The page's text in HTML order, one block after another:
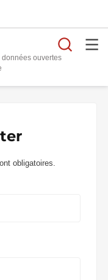
données ouvertes
obligatoires.